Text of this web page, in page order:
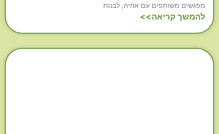
מפגשים משותפים עם אחיה, לבנות
להמשך קריאה>>